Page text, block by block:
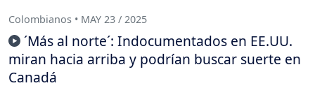
Colombianos • MAY 23 / 2025
´Más al norte´: Indocumentados en EE.UU.
miran hacia arriba y podrían buscar suerte en
Canadá